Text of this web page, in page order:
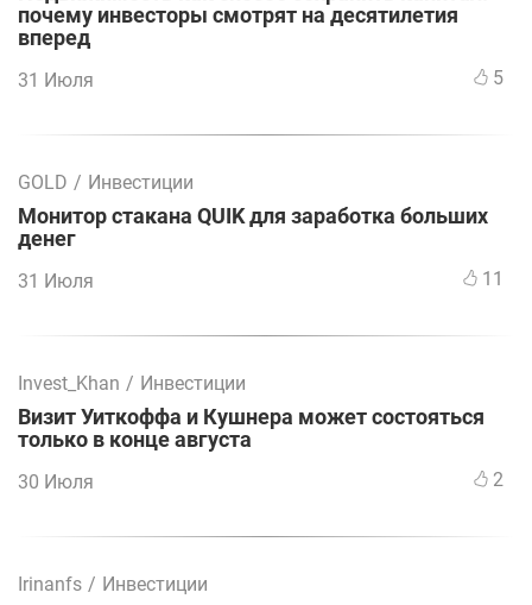
почему инвесторы смотрят на десятилетия
вперед
31 Июля 5
GOLD / Инвестиции
Монитор стакана QUIK для заработка больших
денег
31 Июля 11
Invest_Khan / Инвестиции
Визит Уиткоффа и Кушнера может состояться
только в конце августа
30 Июля 2
Irinanfs / Инвестиции